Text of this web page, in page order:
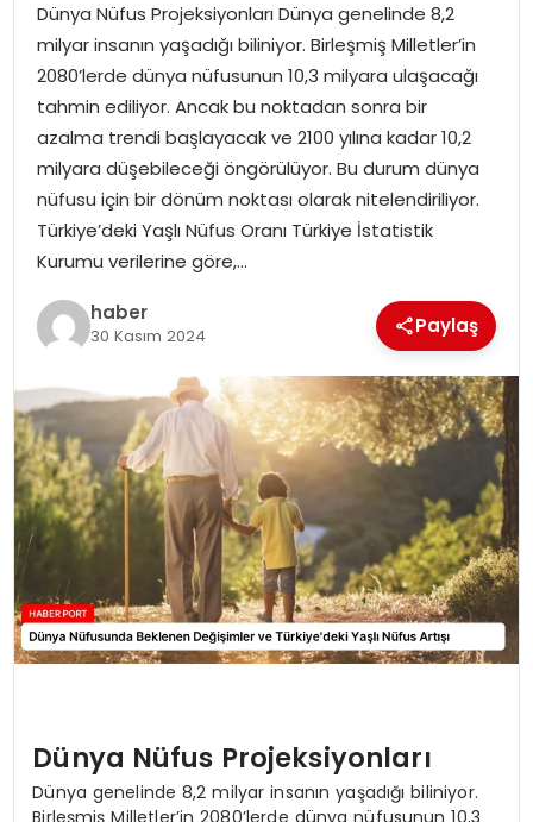
MAGAZIN
SPOR
EĞITIM
OTOMOBIL
TEKNOLOJI
EKONOMI
Dünya Nüfus Projeksiyonları Dünya genelinde 8,2
milyar insanın yaşadığı biliniyor. Birleşmiş Milletler’in
2080’lerde dünya nüfusunun 10,3 milyara ulaşacağı
tahmin ediliyor. Ancak bu noktadan sonra bir
azalma trendi başlayacak ve 2100 yılına kadar 10,2
milyara düşebileceği öngörülüyor. Bu durum dünya
nüfusu için bir dönüm noktası olarak nitelendiriliyor.
Türkiye’deki Yaşlı Nüfus Oranı Türkiye İstatistik
Kurumu verilerine göre,…
haber
30 Kasım 2024 Paylaş
Dünya Nüfus Projeksiyonları
Dünya genelinde 8,2 milyar insanın yaşadığı biliniyor.